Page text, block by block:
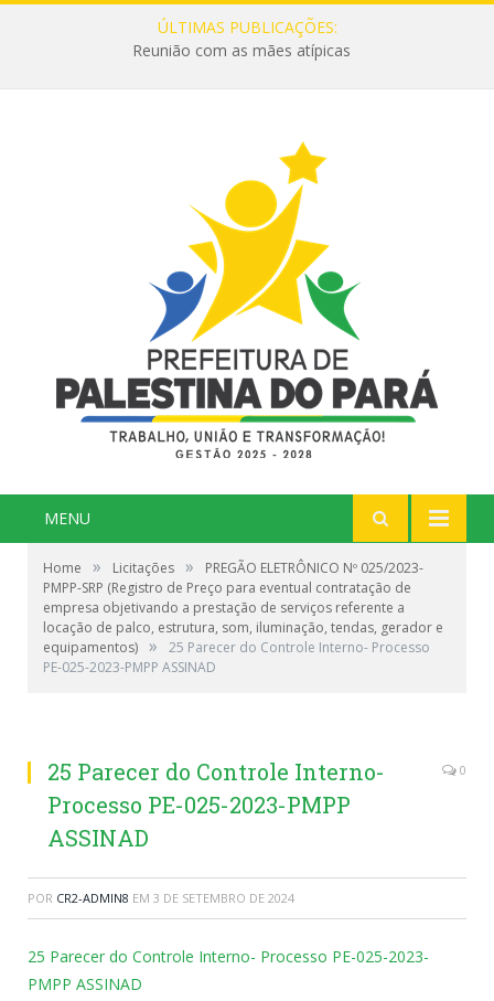
ÚLTIMAS PUBLICAÇÕES:
Reunião com as mães atípicas
MENU
Home » Licitações »
PREGÃO ELETRÔNICO Nº 025/2023-
PMPP-SRP (Registro de Preço para eventual contratação de
empresa objetivando a prestação de serviços referente a
locação de palco, estrutura, som, iluminação, tendas, gerador e
equipamentos) »
25 Parecer do Controle Interno- Processo
PE-025-2023-PMPP ASSINAD
25 Parecer do Controle Interno-
Processo PE-025-2023-PMPP
ASSINAD
0
POR CR2-ADMIN8 EM 3 DE SETEMBRO DE 2024
25 Parecer do Controle Interno- Processo PE-025-2023-
PMPP ASSINAD